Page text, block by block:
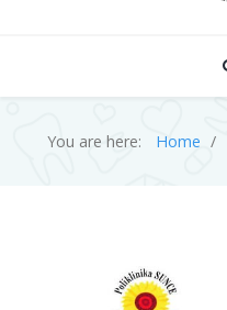
You are here: Home